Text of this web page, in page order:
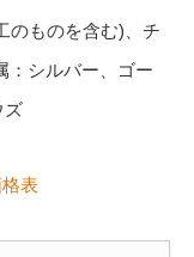
のものを含む)、チ
シルバー、ゴー
ズ
表